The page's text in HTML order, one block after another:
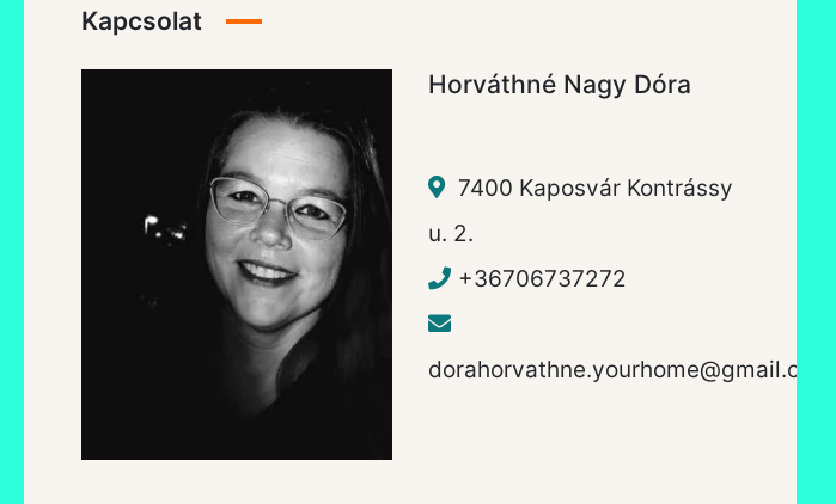
Kapcsolat
Horváthné Nagy Dóra
7400 Kaposvár Kontrássy
u. 2.
+36706737272
dorahorvathne.yourhome@gmail.com